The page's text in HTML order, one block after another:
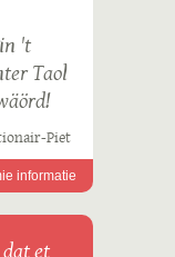
't
Taol
Piet
informatie
et